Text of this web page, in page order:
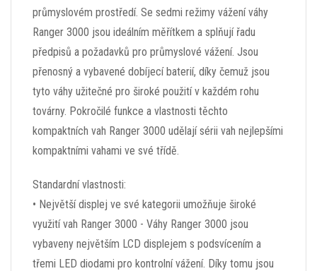
průmyslovém prostředí. Se sedmi režimy vážení váhy
Ranger 3000 jsou ideálním měřítkem a splňují řadu
předpisů a požadavků pro průmyslové vážení. Jsou
přenosný a vybavené dobíjecí baterií, díky čemuž jsou
tyto váhy užitečné pro široké použití v každém rohu
továrny. Pokročilé funkce a vlastnosti těchto
kompaktních vah Ranger 3000 udělají sérii vah nejlepšími
kompaktními vahami ve své třídě.
Standardní vlastnosti:
• Největší displej ve své kategorii umožňuje široké
využití vah Ranger 3000 - Váhy Ranger 3000 jsou
vybaveny největším LCD displejem s podsvícením a
třemi LED diodami pro kontrolní vážení. Díky tomu jsou